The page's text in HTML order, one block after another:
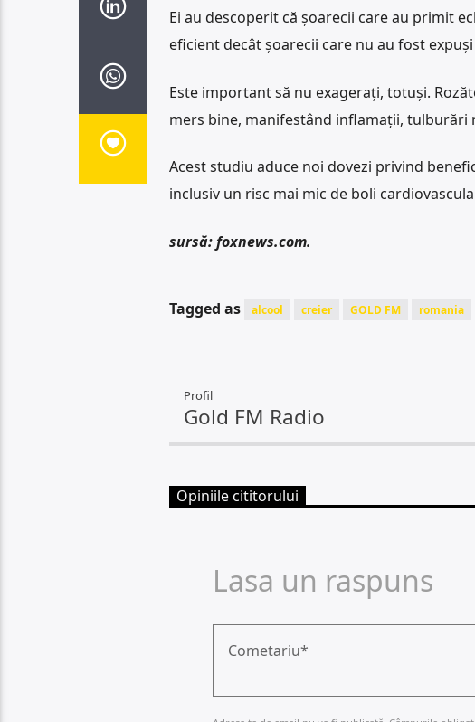
Ei au descoperit că şoarecii care au primit
eficient decât şoarecii care nu au fost
Este important să nu exagerați, totuși.
mers bine, manifestând inflamații, tulburări
Acest studiu aduce noi dovezi privind
inclusiv un risc mai mic de boli
sursă: foxnews.com.
Tagged as alcool creier GOLD FM romania
Profil
Gold FM Radio
Opiniile cititorului
Lasa un raspuns